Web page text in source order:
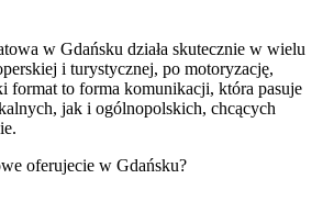
w Gdańsku działa skutecznie w wielu
i turystycznej, po motoryzację,
format to forma komunikacji, która pasuje
jak i ogólnopolskich, chcących
oferujecie w Gdańsku?